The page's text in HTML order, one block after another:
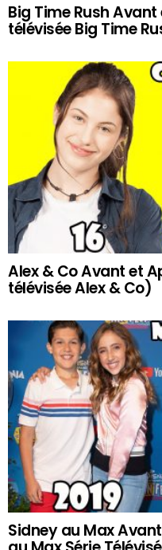
Big Time Rush
télévisée Big Time
Alex & Co Avant et
télévisée Alex & Co)
Sidney au Max